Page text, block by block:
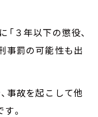
３年以下の懲役、
事罰の可能性も出
事故を起こして他
。